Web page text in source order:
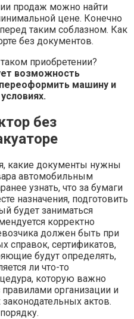
продаж можно найти
цене. Конечно
таким соблазном. Как
без документов.
приобретении?
возможность
машину и
без
какие документы нужны
автомобильным
узнать, что за бумаги
назначения, подготовить
будет заниматься
корректно
должен быть при
справок, сертификатов,
будут определять,
ли что-то
которую важно
организации и
актов.